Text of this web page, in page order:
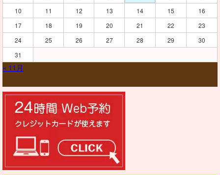
10
11 12 13 14 15
16
17
18 19 20 21 22
23
24
25 26 27 28 29
30
31
« 11月